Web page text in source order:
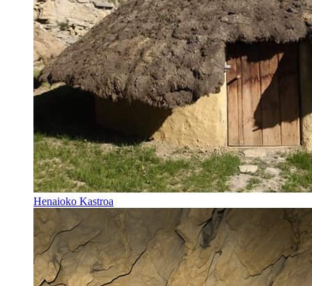
Henaioko Kastroa